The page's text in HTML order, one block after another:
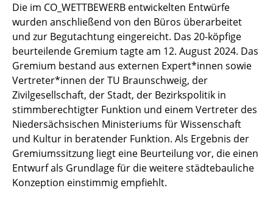
Die im CO_WETTBEWERB entwickelten Entwürfe
wurden anschließend von den Büros überarbeitet
und zur Begutachtung eingereicht. Das 20-köpfige
beurteilende Gremium tagte am 12. August 2024. Das
Gremium bestand aus externen Expert*innen sowie
Vertreter*innen der TU Braunschweig, der
Zivilgesellschaft, der Stadt, der Bezirkspolitik in
stimmberechtigter Funktion und einem Vertreter des
Niedersächsischen Ministeriums für Wissenschaft
und Kultur in beratender Funktion. Als Ergebnis der
Gremiumssitzung liegt eine Beurteilung vor, die einen
Entwurf als Grundlage für die weitere städtebauliche
Konzeption einstimmig empfiehlt.